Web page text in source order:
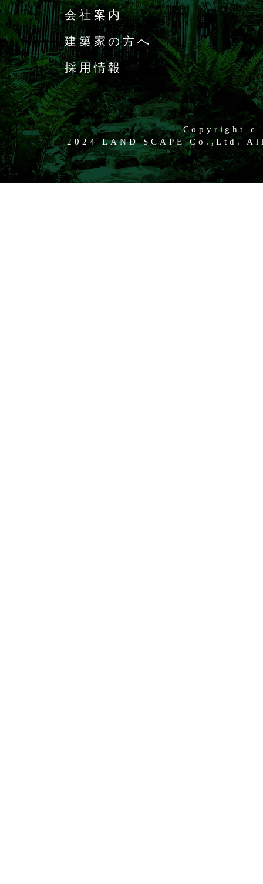
会社案内
建築家の方へ
採用情報
Copyright c
2024 LAND SCAPE Co.,Ltd.